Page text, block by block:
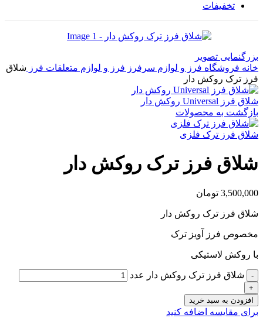
تخفیفات
بزرگنمایی تصویر
خانه فروشگاه فرز و لوازم سرفرز فرز و لوازم متعلقات فرز شلاق
فرز ترک روکش دار
شلاق فرز Universal روکش دار
بازگشت به محصولات
شلاق فرز ترک فلزی
شلاق فرز ترک روکش دار
3,500,000 تومان
شلاق فرز ترک روکش دار
مخصوص فرز آویز ترک
با روکش لاستیکی
شلاق فرز ترک روکش دار عدد
افزودن به سبد خرید
برای مقایسه اضافه کنید